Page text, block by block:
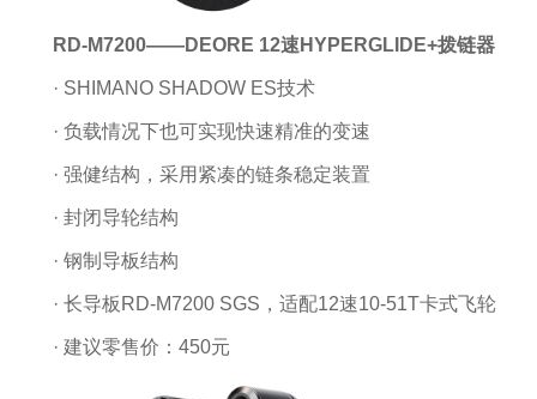
RD-M7200——DEORE 12速HYPERGLIDE+拨链器
· SHIMANO SHADOW ES技术
· 负载情况下也可实现快速精准的变速
· 强健结构，采用紧凑的链条稳定装置
· 封闭导轮结构
· 钢制导板结构
· 长导板RD-M7200 SGS，适配12速10-51T卡式飞轮
· 建议零售价：450元